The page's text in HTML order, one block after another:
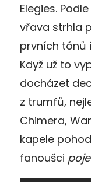
Elegies.
vřava strhla
prvních tónů
Když už to
docházet
z trumfů,
Chimera,
kapele
fanoušci